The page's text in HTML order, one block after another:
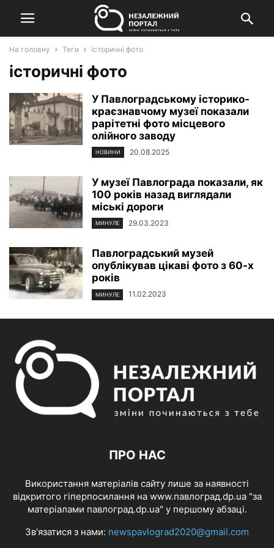
На головну Теги історичні фото
історичні фото
У Павлоградському історико-
краєзнавчому музеї показали
рарітетні фото місцевого
олійного заводу
НОВИНИ 20.08.2025
У музеї Павлограда показали, як
100 років назад виглядали
міські дороги
МИНУЛЕ 29.03.2023
Павлоградський музей
опублікував цікаві фото з 60-х
років
МИНУЛЕ 11.02.2023
ПРО НАС
Використання матеріалів сайту лише за наявності
відкритого гіперпосилання на www.павлоград.dp.ua "за
матеріалами павлоград.dp.ua" у першому абзаці.
Зв'язатися з нами: newspavlograd2020@gmail.com